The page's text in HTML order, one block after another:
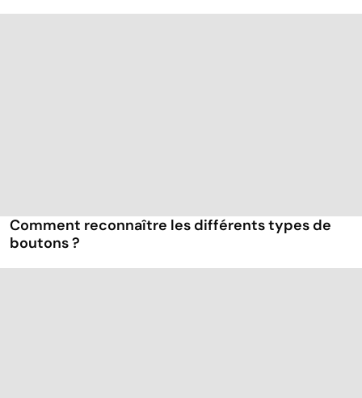
Comment reconnaître les différents types de
boutons ?